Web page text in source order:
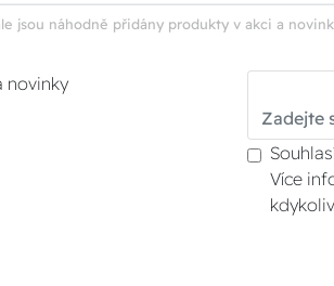
jsou náhodně přidány produkty v akci a
novinky
Více